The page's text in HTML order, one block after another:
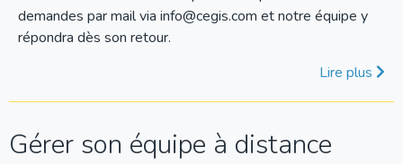
demandes par mail via info@cegis.com et notre équipe y
répondra dès son retour.
Lire plus
Gérer son équipe à distance